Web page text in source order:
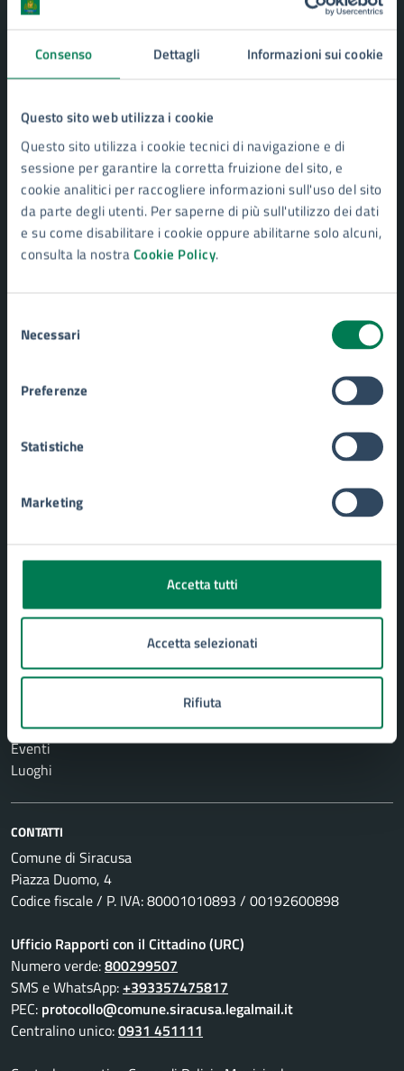
Consenso Dettagli Informazioni sui cookie
Questo sito web utilizza i cookie
Questo sito utilizza i cookie tecnici di navigazione e di
sessione per garantire la corretta fruizione del sito, e
cookie analitici per raccogliere informazioni sull'uso del sito
da parte degli utenti. Per saperne di più sull'utilizzo dei dati
e su come disabilitare i cookie oppure abilitarne solo alcuni,
consulta la nostraCookie Policy.
delNecessari
Preferenze
Statistiche
Marketing
Accetta tutti
Accetta selezionati
Rifiuta
Aree amministrative
Uffici
Politici
Personale amministrativo
Enti e fondazioni
Documenti e Dati
CATEGORIE DI SERVIZIO
Catasto e urbanistica
Giustizia e sicurezza pubblica
Mobilità e trasporti
Turismo
Notizie
Avvisi
VIVERE IL COMUNE
Eventi
Luoghi
CONTATTI
Comune di Siracusa
Piazza Duomo, 4
Codice fiscale / P. IVA: 80001010893 / 00192600898
Ufficio Rapporti con il Cittadino (URC)
Numero verde:800299507
SMS e WhatsApp:+393357475817
PEC: protocollo@comune.siracusa.legalmail.it
Centralino unico:0931 451111